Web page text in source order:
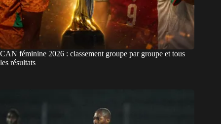
CAN féminine 2026 : classement groupe par groupe et tous
les résultats